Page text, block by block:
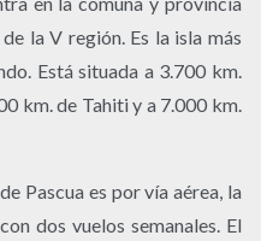
la V región. Es la isla más
Está situada a 3.700 km.
km. de Tahiti y a 7.000 km.
Pascua es por vía aérea, la
dos vuelos semanales. El